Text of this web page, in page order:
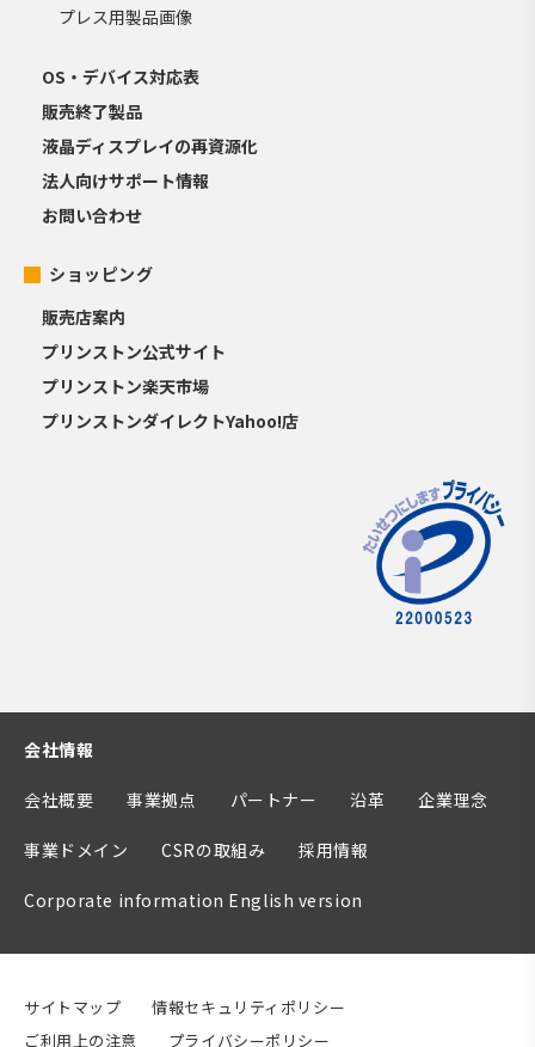
プレス用製品画像
OS・デバイス対応表
販売終了製品
液晶ディスプレイの再資源化
法人向けサポート情報
お問い合わせ
ショッピング
販売店案内
プリンストン公式サイト
プリンストン楽天市場
プリンストンダイレクトYahoo!店
会社情報
会社概要 事業拠点 パートナー 沿革 企業理念
事業ドメイン CSRの取組み 採用情報
Corporate information English version
サイトマップ
情報セキュリティポリシー
ご利用上の注意
プライバシーポリシー